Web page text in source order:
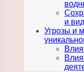
и
Угрозы и